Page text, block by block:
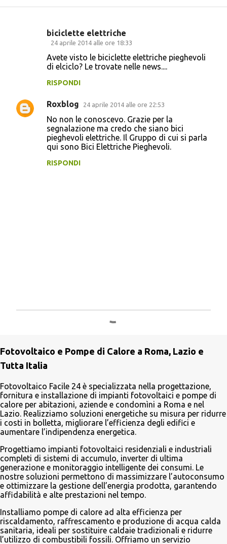
n
biciclette elettriche
24 aprile 2014 alle ore 18:33
Avete visto le biciclette elettriche pieghevoli
di elciclo? Le trovate nelle news....
RISPONDI
Roxblog 24 aprile 2014 alle ore 22:53
No non le conoscevo. Grazie per la
segnalazione ma credo che siano bici
pieghevoli elettriche. Il Gruppo di cui si parla
qui sono Bici Elettriche Pieghevoli.
RISPONDI
t
a
u
c
o
m
m
e
n
o
Fotovoltaico e Pompe di Calore a Roma, Lazio e
Tutta Italia
Fotovoltaico Facile 24 è specializzata nella progettazione,
fornitura e installazione di impianti fotovoltaici e pompe di
calore per abitazioni, aziende e condomìni a Roma e nel
Lazio. Realizziamo soluzioni energetiche su misura per ridurre
i costi in bolletta, migliorare l’efficienza degli edifici e
aumentare l’indipendenza energetica.
Progettiamo impianti fotovoltaici residenziali e industriali
completi di sistemi di accumulo, inverter di ultima
generazione e monitoraggio intelligente dei consumi. Le
nostre soluzioni permettono di massimizzare l’autoconsumo
e ottimizzare la gestione dell’energia prodotta, garantendo
affidabilità e alte prestazioni nel tempo.
Installiamo pompe di calore ad alta efficienza per
riscaldamento, raffrescamento e produzione di acqua calda
sanitaria, ideali per sostituire caldaie tradizionali e ridurre
l’utilizzo di combustibili fossili. Offriamo un servizio